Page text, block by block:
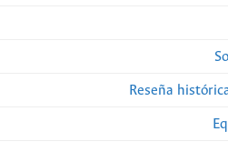
Reseña